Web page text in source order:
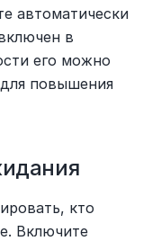
автоматически
в
его можно
повышения
кто
Включите